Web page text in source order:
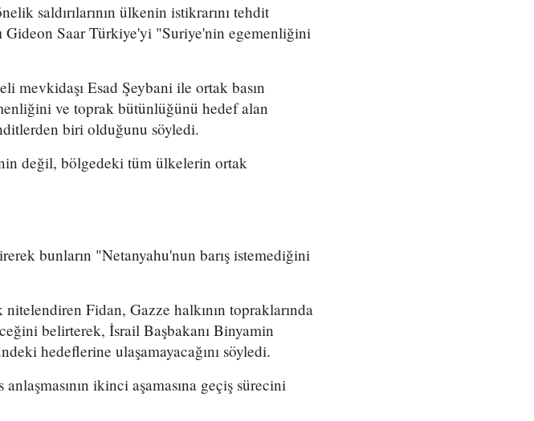
saldırılarının ülkenin istikrarını tehdit
Gideon Saar Türkiye'yi "Suriye'nin egemenliğini
mevkidaşı Esad Şeybani ile ortak basın
ve toprak bütünlüğünü hedef alan
biri olduğunu söyledi.
değil, bölgedeki tüm ülkelerin ortak
bunların "Netanyahu'nun barış istemediğini
Fidan, Gazze halkının topraklarında
belirterek, İsrail Başbakanı Binyamin
hedeflerine ulaşamayacağını söyledi.
ikinci aşamasına geçiş sürecini